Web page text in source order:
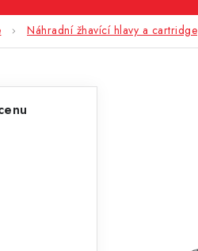
Náhradní žhavící hlavy a cartridge